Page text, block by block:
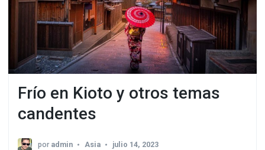
Frío en Kioto y otros temas
candentes
por admin Asia julio 14, 2023